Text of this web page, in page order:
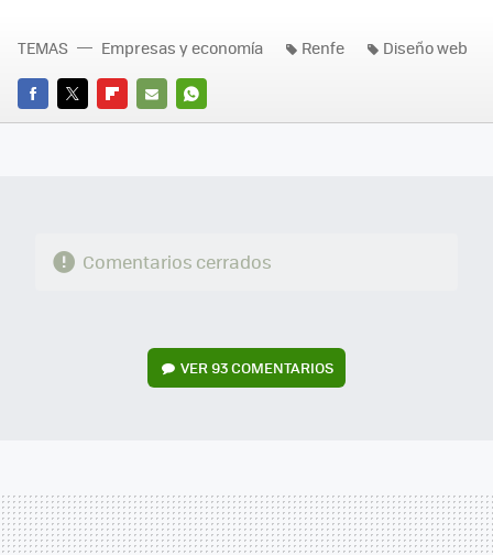
FACEBOOK
TWITTERFLIPBOARD
E-
WHATSAPP
TEMAS Empresas y economía Renfe Diseño web
Comentarios cerrados
VER93 COMENTARIOS